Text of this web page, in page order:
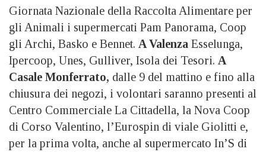
Giornata Nazionale della Raccolta Alimentare per
gli Animali i supermercati Pam Panorama, Coop
gli Archi, Basko e Bennet. A Valenza Esselunga,
Ipercoop, Unes, Gulliver, Isola dei Tesori. A
Casale Monferrato, dalle 9 del mattino e fino alla
chiusura dei negozi, i volontari saranno presenti al
Centro Commerciale La Cittadella, la Nova Coop
di Corso Valentino, l’Eurospin di viale Giolitti e,
per la prima volta, anche al supermercato In’S di